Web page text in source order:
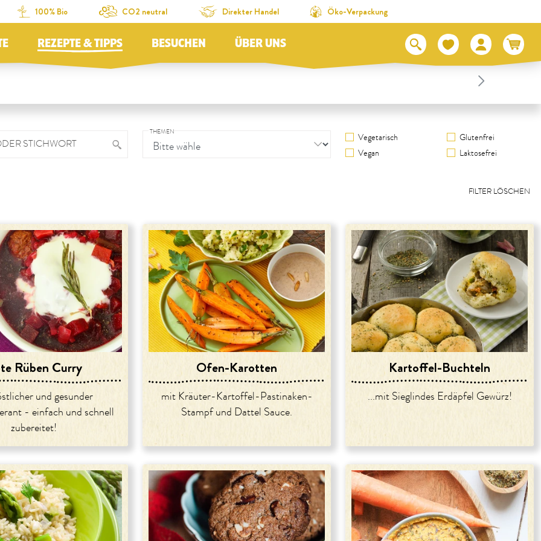
100% Bio CO2 neutral Direkter Handel Öko-Verpackung
REZEPTE & TIPPS BESUCHEN ÜBER UNS
STICHWORT
THEMEN
Vegetarisch
Vegan
Glutenfrei
Laktosefrei
FILTER LÖSCHEN
Rüben Curry
und gesunder
- einfach und schnell
zubereitet!
Ofen-Karotten
mit Kräuter-Kartoffel-Pastinaken-
Stampf und Dattel Sauce.
Kartoffel-Buchteln
...mit Sieglindes Erdäpfel Gewürz!